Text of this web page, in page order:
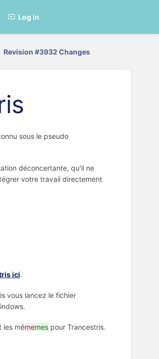
Log in
Revision #3932 Changes
sous le pseudo
déconcertante, qu'il ne
votre travail directement
ici.
vous lancez le fichier
les mêmemes pour Trancestris.